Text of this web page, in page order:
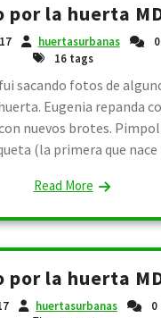
por la huerta
huertasurbanas
16 tags
sacando fotos de
Eugenia repanda
nuevos brotes.
(la primera que nace
Read More
por la huerta
huertasurbanas
0